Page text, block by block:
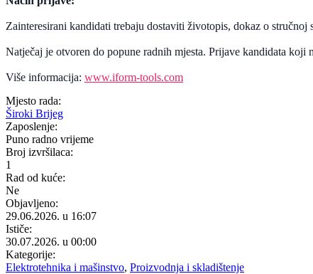
Zainteresirani kandidati trebaju dostaviti životopis, dokaz o
Natječaj je otvoren do popune radnih mjesta. Prijave kandidata koji
Više informacija: www.iform-tools.com
Mjesto rada:
Široki Brijeg
Zaposlenje:
Puno radno vrijeme
Broj izvršilaca:
1
Rad od kuće:
Ne
Objavljeno:
29.06.2026. u 16:07
Ističe:
30.07.2026. u 00:00
Kategorije:
Elektrotehnika i mašinstvo, Proizvodnja i skladištenje